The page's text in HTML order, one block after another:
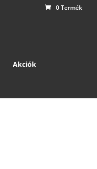
0 Termék
Akciók